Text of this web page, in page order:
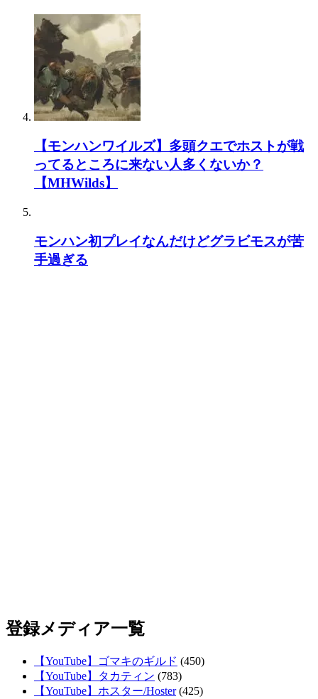
【モンハンワイルズ】多頭クエでホストが戦
ってるところに来ない人多くないか？
【MHWilds】
モンハン初プレイなんだけどグラビモスが苦
手過ぎる
登録メディア一覧
【YouTube】ゴマキのギルド (450)
【YouTube】タカティン (783)
【YouTube】ホスター/Hoster(425)